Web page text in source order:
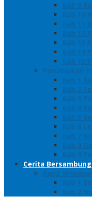
Bab 9
Bab 10
Bab 11
Bab 12
Bab 13
Bab 14
Bab 15
Penaklukan
Bab 1
Bab 2
Bab 3
Bab 4
Bab 5
Bab 6
Bab 7
Bab 8
Bab 9
Cerita Bersambung
Sang
Bab 1
Bab 2